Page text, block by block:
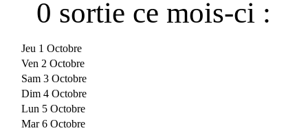
0 sortie ce mois-ci :
Jeu 1 Octobre
Ven 2 Octobre
Sam 3 Octobre
Dim 4 Octobre
Lun 5 Octobre
Mar 6 Octobre